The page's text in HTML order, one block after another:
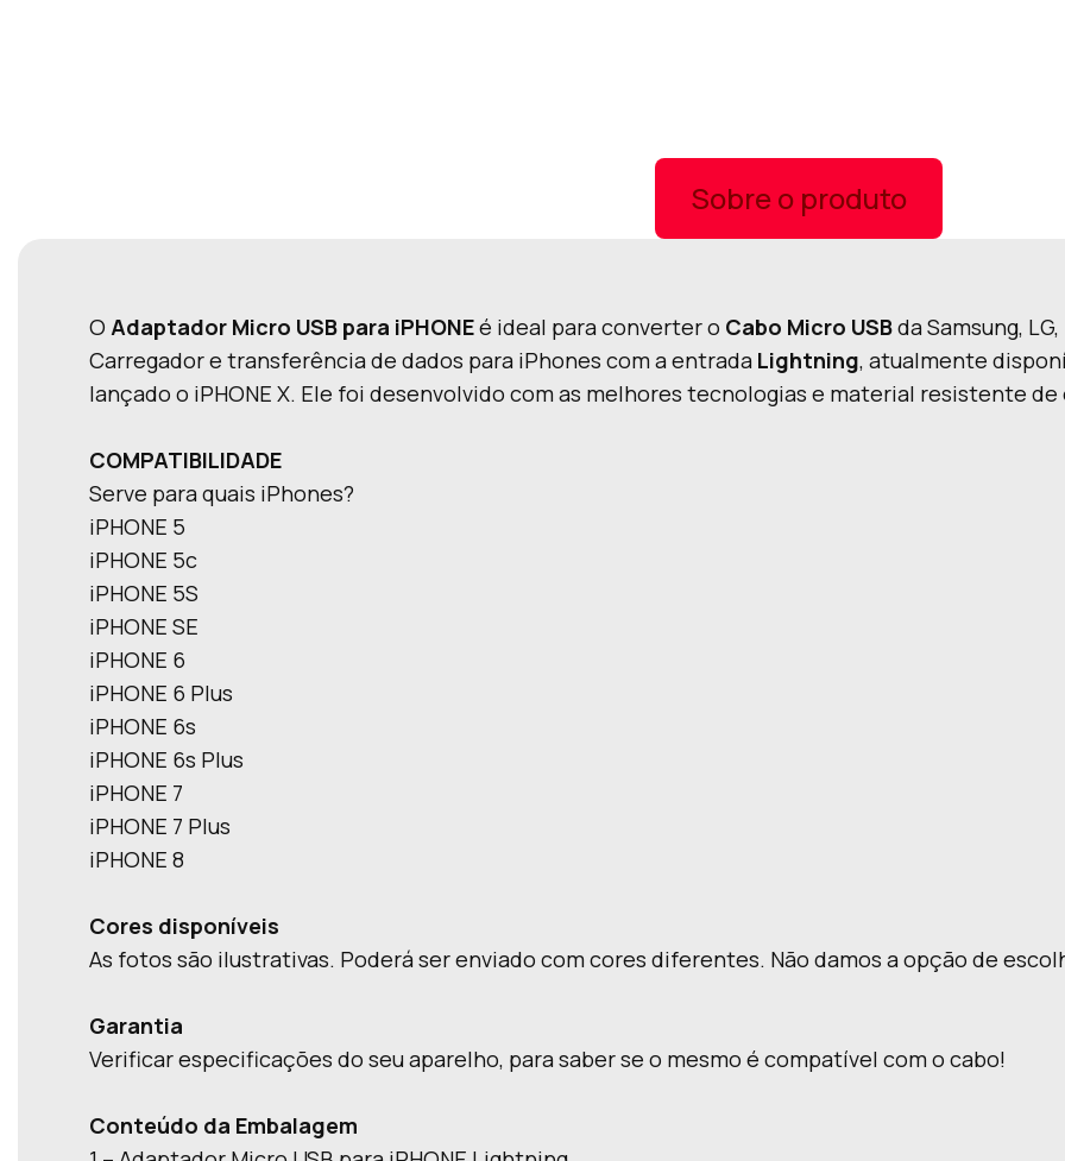
Sobre o produto
O Adaptador Micro USB para iPHONEé ideal para converter o Cabo Micro USBda Samsung,
Carregador e transferência de dados para iPhones com a entrada Lightning, atualmente
lançado o iPHONE X. Ele foi desenvolvido com as melhores tecnologias e material resistente
COMPATIBILIDADE
Serve para quais iPhones?
iPHONE 5
iPHONE 5c
iPHONE 5S
iPHONE SE
iPHONE 6
iPHONE 6 Plus
iPHONE 6s
iPHONE 6s Plus
iPHONE 7
iPHONE 7 Plus
iPHONE 8
Cores disponíveis
As fotos são ilustrativas. Poderá ser enviado com cores diferentes. Não damos a opção de
Garantia
Verificar especificações do seu aparelho, para saber se o mesmo é compatível com o cabo!
Conteúdo da Embalagem